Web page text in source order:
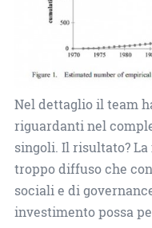
Nel dettaglio il team
riguardanti nel
singoli. Il risultato?
troppo diffuso che
sociali e di
investimento possa